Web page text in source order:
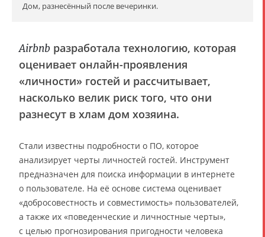
Дом, разнесённый после вечеринки.
Airbnb разработала технологию, которая
оценивает онлайн-проявления
«личности» гостей и рассчитывает,
насколько велик риск того, что они
разнесут в хлам дом хозяина.
Стали известны подробности о ПО, которое
анализирует черты личностей гостей. Инструмент
предназначен для поиска информации в интернете
о пользователе. На её основе система оценивает
«добросовестность и совместимость» пользователей,
а также их «поведенческие и личностные черты»,
с целью прогнозирования пригодности человека